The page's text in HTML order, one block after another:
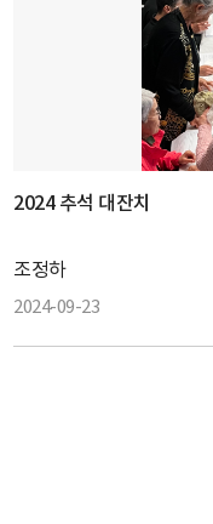
2024 추석 대잔치
조정하
2024-09-23